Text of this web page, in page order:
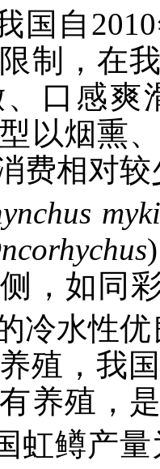
国自
制，在
口感爽
以烟熏
费相对较
，如同
冷水性
殖，我
养殖，
虹鳟产